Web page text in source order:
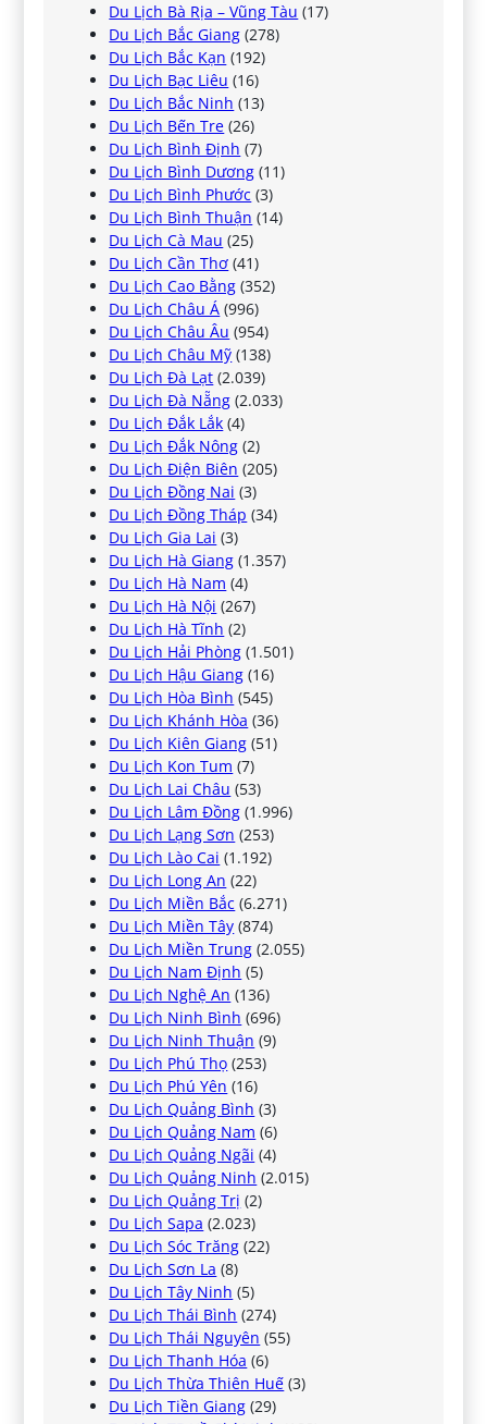
Du Lịch Bà Rịa – Vũng Tàu (17)
Du Lịch Bắc Giang (278)
Du Lịch Bắc Kạn (192)
Du Lịch Bạc Liêu (16)
Du Lịch Bắc Ninh (13)
Du Lịch Bến Tre (26)
Du Lịch Bình Định (7)
Du Lịch Bình Dương (11)
Du Lịch Bình Phước (3)
Du Lịch Bình Thuận (14)
Du Lịch Cà Mau (25)
Du Lịch Cần Thơ (41)
Du Lịch Cao Bằng (352)
Du Lịch Châu Á (996)
Du Lịch Châu Âu (954)
Du Lịch Châu Mỹ (138)
Du Lịch Đà Lạt (2.039)
Du Lịch Đà Nẵng (2.033)
Du Lịch Đắk Lắk (4)
Du Lịch Đắk Nông (2)
Du Lịch Điện Biên (205)
Du Lịch Đồng Nai (3)
Du Lịch Đồng Tháp (34)
Du Lịch Gia Lai (3)
Du Lịch Hà Giang (1.357)
Du Lịch Hà Nam (4)
Du Lịch Hà Nội (267)
Du Lịch Hà Tĩnh (2)
Du Lịch Hải Phòng (1.501)
Du Lịch Hậu Giang (16)
Du Lịch Hòa Bình (545)
Du Lịch Khánh Hòa (36)
Du Lịch Kiên Giang (51)
Du Lịch Kon Tum (7)
Du Lịch Lai Châu (53)
Du Lịch Lâm Đồng (1.996)
Du Lịch Lạng Sơn (253)
Du Lịch Lào Cai (1.192)
Du Lịch Long An (22)
Du Lịch Miền Bắc (6.271)
Du Lịch Miền Tây (874)
Du Lịch Miền Trung (2.055)
Du Lịch Nam Định (5)
Du Lịch Nghệ An (136)
Du Lịch Ninh Bình (696)
Du Lịch Ninh Thuận (9)
Du Lịch Phú Thọ (253)
Du Lịch Phú Yên (16)
Du Lịch Quảng Bình (3)
Du Lịch Quảng Nam (6)
Du Lịch Quảng Ngãi (4)
Du Lịch Quảng Ninh (2.015)
Du Lịch Quảng Trị (2)
Du Lịch Sapa (2.023)
Du Lịch Sóc Trăng (22)
Du Lịch Sơn La (8)
Du Lịch Tây Ninh (5)
Du Lịch Thái Bình (274)
Du Lịch Thái Nguyên (55)
Du Lịch Thanh Hóa (6)
Du Lịch Thừa Thiên Huế (3)
Du Lịch Tiền Giang (29)